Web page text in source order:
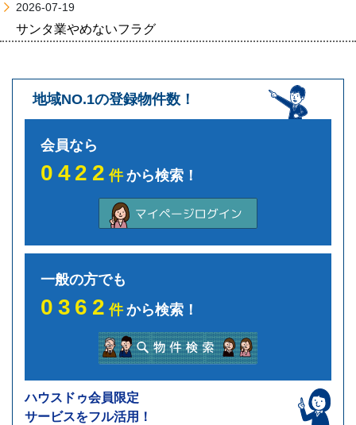
2026-07-19
サンタ業やめないフラグ
地域NO.1の登録物件数！
会員なら
0422件から検索！
一般の方でも
0362件から検索！
ハウスドゥ会員限定
サービスをフル活用！